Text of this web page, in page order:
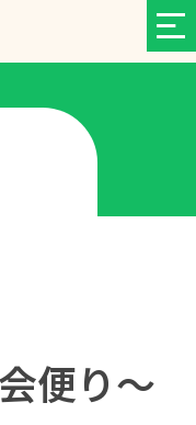
便り～